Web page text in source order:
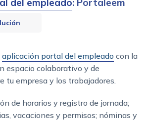
del empleado: Portaleem
aplicación portal del empleado con la
espacio colaborativo y de
tu empresa y los trabajadores.
de horarios y registro de jornada;
vacaciones y permisos; nóminas y